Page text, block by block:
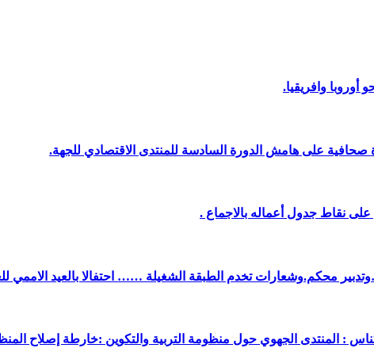
وافريقيا.
على هامش الدورة السادسة للمنتدى الاقتصادي للجهة.
نقاط جدول أعماله بالاجماع .
محكم.وشعارات تخدم الطبقة الشغيلة …… احتفالا بالعيد الاممي
: المنتدى الجهوي حول منظومة التربية والتكوين :خارطة إصلاح